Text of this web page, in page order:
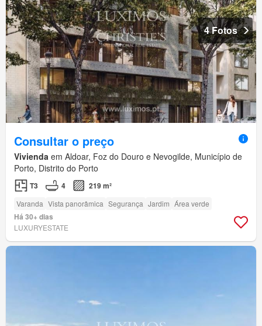
4 Fotos
Consultar o preço
Vivienda em Aldoar, Foz do Douro e Nevogilde, Município de
Porto, Distrito do Porto
T3 4 219 m²
Varanda Vista panorâmica Segurança Jardim Área verde
Há 30+ dias
LUXURYESTATE